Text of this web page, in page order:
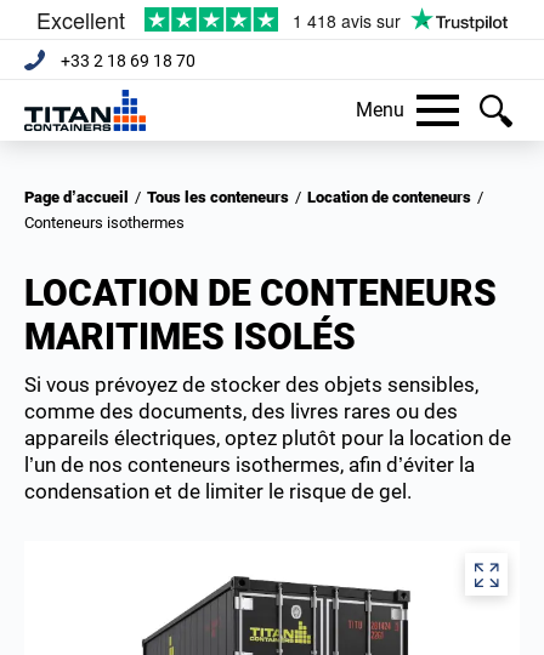
+33 2 18 69 18 70
Menu
Page d’accueil / Tous les conteneurs / Location de conteneurs /
Conteneurs isothermes
LOCATION DE CONTENEURS
MARITIMES ISOLÉS
Si vous prévoyez de stocker des objets sensibles,
comme des documents, des livres rares ou des
appareils électriques, optez plutôt pour la location de
l’un de nos conteneurs isothermes, afin d’éviter la
condensation et de limiter le risque de gel.